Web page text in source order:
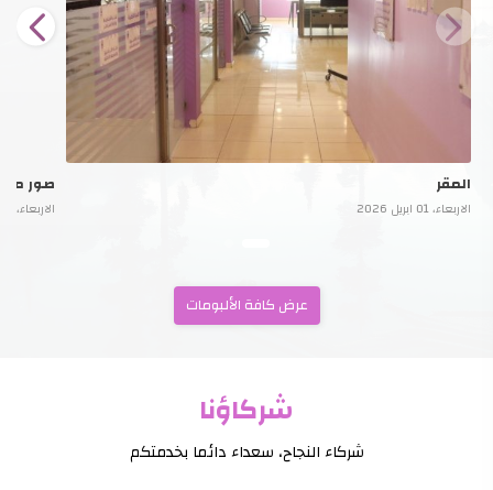
المقر
الاربعاء، 01 ابريل 2026
صور من
الاربعاء، 01 ابريل 2026
عرض كافة الألبومات
شركاؤنا
شركاء النجاح، سعداء دائما بخدمتكم